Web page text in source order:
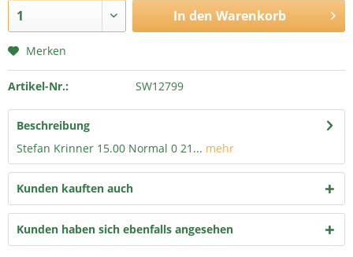
In den Warenkorb
Merken
Artikel-Nr.: SW12799
Beschreibung
Stefan Krinner 15.00 Normal 0 21... mehr
Kunden kauften auch
Kunden haben sich ebenfalls angesehen